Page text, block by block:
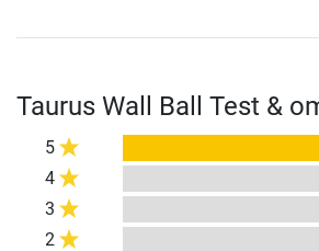
Taurus Wall Ball Test &
5
4
3
2